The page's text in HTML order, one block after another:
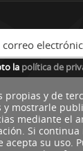
la política de
a otras
propias y de
y mostrarle
mediante el
Si continua
acepta su uso.